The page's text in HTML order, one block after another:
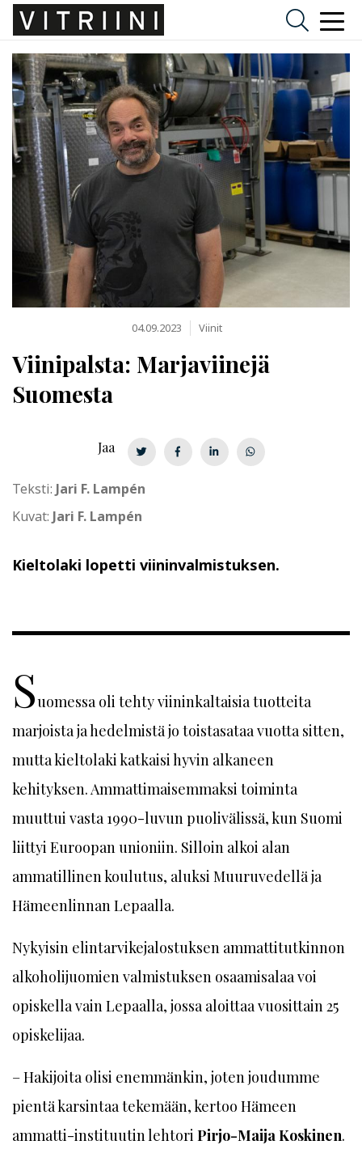
04.09.2023 Viinit
Viinipalsta: Marjaviinejä
Suomesta
Teksti: Jari F. Lampén
Kuvat: Jari F. Lampén
Kieltolaki lopetti viininvalmistuksen.
Jaa
Suomessa oli tehty viininkaltaisia tuotteita
marjoista ja hedelmistä jo toistasataa vuotta sitten,
mutta kieltolaki katkaisi hyvin alkaneen
kehityksen. Ammattimaisemmaksi toiminta
muuttui vasta 1990-luvun puolivälissä, kun Suomi
liittyi Euroopan unioniin. Silloin alkoi alan
ammatillinen koulutus, aluksi Muuruvedellä ja
Hämeenlinnan Lepaalla.
Nykyisin elintarvikejalostuksen ammattitutkinnon
alkoholijuomien valmistuksen osaamisalaa voi
opiskella vain Lepaalla, jossa aloittaa vuosittain 25
opiskelijaa.
– Hakijoita olisi enemmänkin, joten joudumme
pientä karsintaa tekemään, kertoo Hämeen
ammatti-instituutin lehtori Pirjo-Maija Koskinen.